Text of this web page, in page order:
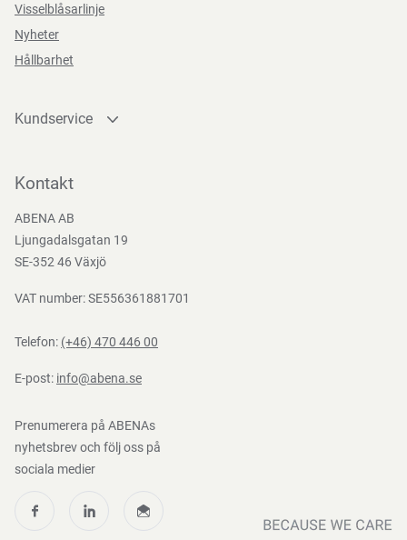
Visselblåsarlinje
Nyheter
Hållbarhet
Kundservice
Bli kund
Nedladdningar
Kontakt
ABENA AB
Ljungadalsgatan 19
SE-352 46 Växjö
VAT number: SE556361881701
Telefon: (+46) 470 446 00
E-post: info@abena.se
Prenumerera på ABENAs
nyhetsbrev och följ oss på
sociala medier